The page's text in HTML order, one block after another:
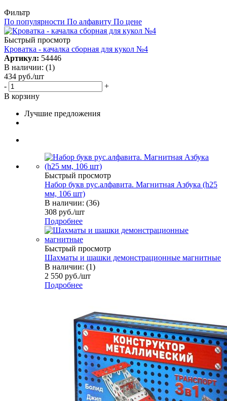
Фильтр
По популярности По алфавиту По цене
Быстрый просмотр
Кроватка - качалка сборная для кукол №4
Артикул: 54446
В наличии: (1)
434 руб./шт
-
+
В корзину
Лучшие предложения
Быстрый просмотр
Набор букв рус.алфавита. Магнитная Азбука (h25
мм, 106 шт)
В наличии: (36)
308 руб./шт
Подробнее
Быстрый просмотр
Шахматы и шашки демонстрационные магнитные
В наличии: (1)
2 550 руб./шт
Подробнее